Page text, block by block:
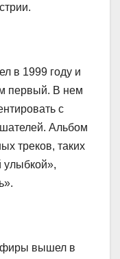
в 1999 году и
первый. В нем
с
Альбом
треков, таких
улыбкой»,
вышел в